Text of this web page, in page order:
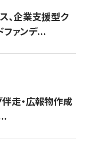
、企業支援型ク
ファンデ...
走・広報物作成